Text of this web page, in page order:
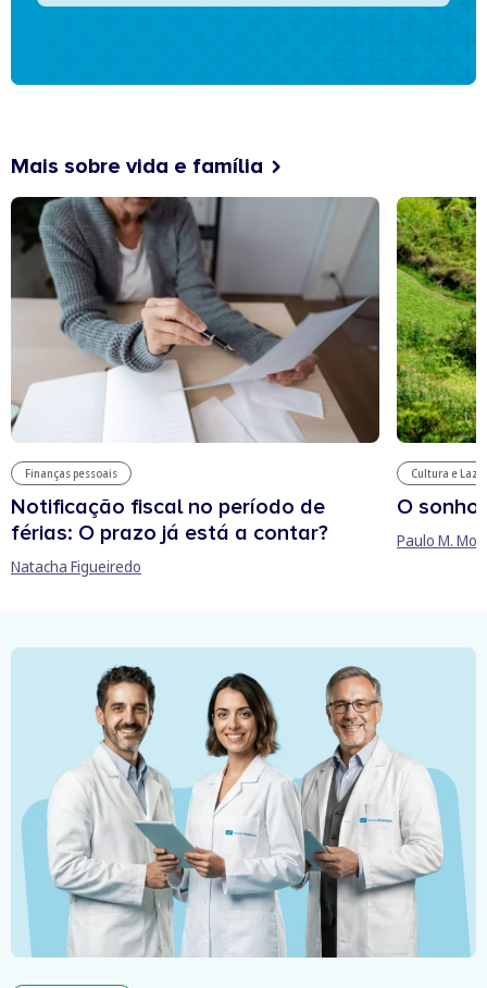
Mais sobre vida e família
Finanças pessoais
Notificação fiscal no período de
férias: O prazo já está a contar?
Natacha Figueiredo
Cultura e
O sonho
Paulo M.